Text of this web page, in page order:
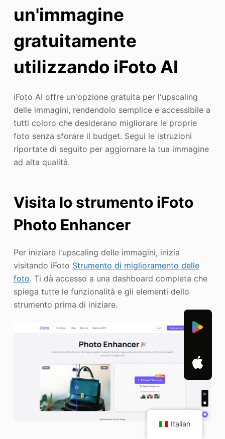
un'immagine
gratuitamente
utilizzando iFoto AI
iFoto AI offre un'opzione gratuita per l'upscaling
delle immagini, rendendolo semplice e accessibile a
tutti coloro che desiderano migliorare le proprie
foto senza sforare il budget. Segui le istruzioni
riportate di seguito per aggiornare la tua immagine
ad alta qualità.
Visita lo strumento iFoto
Photo Enhancer
Per iniziare l'upscaling delle immagini, inizia
visitando iFoto Strumento di miglioramento delle
foto. Ti dà accesso a una dashboard completa che
spiega tutte le funzionalità e gli elementi dello
strumento prima di iniziare.
Italian